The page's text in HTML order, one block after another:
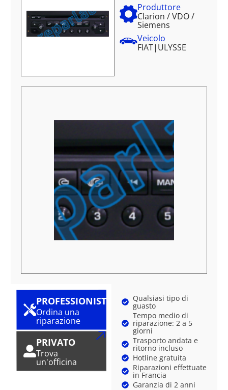
Produttore
Clarion / VDO /
Siemens
Veicolo
FIAT| ULYSSE
PROFESSIONISTA
Ordina una
riparazione
PRIVATO
Trova
un'officina
Qualsiasi tipo di
guasto
Tempo medio di
riparazione: 2 a 5
giorni
Trasporto andata e
ritorno incluso
Hotline gratuita
Riparazioni effettuate
in Francia
Garanzia di 2 anni